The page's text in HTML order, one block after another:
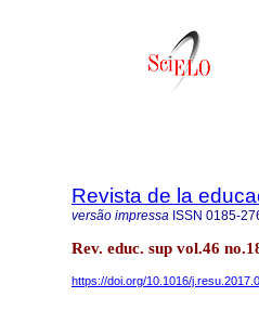
Revista de la
versão impressa ISSN 0185-
Rev. educ. sup vol.46
https://doi.org/10.1016/